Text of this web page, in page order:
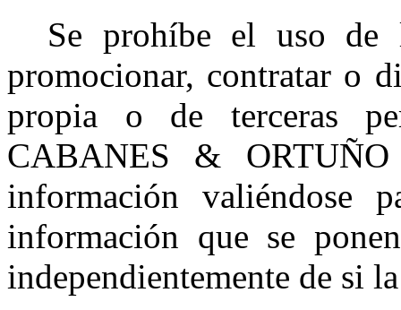
Se prohíbe el uso de
promocionar, contratar o
propia o de terceras
CABANES &
información
información que se
independientemente de si